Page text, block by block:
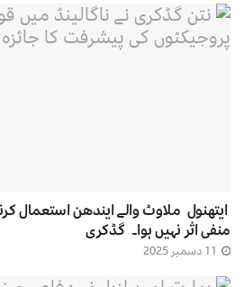
ایتھنول ملاوٹ والے ایندھن استعمال
منفی اثر نہیں ہوا۔ گڈکری